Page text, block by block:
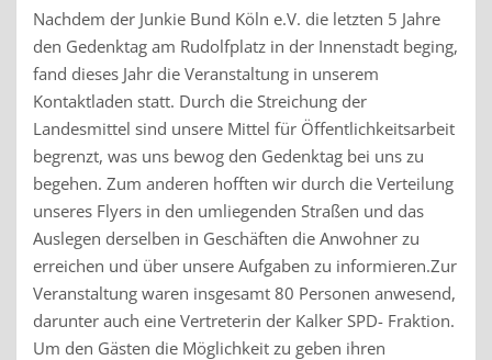
Nachdem der Junkie Bund Köln e.V. die letzten 5 Jahre
den Gedenktag am Rudolfplatz in der Innenstadt beging,
fand dieses Jahr die Veranstaltung in unserem
Kontaktladen statt. Durch die Streichung der
Landesmittel sind unsere Mittel für Öffentlichkeitsarbeit
begrenzt, was uns bewog den Gedenktag bei uns zu
begehen. Zum anderen hofften wir durch die Verteilung
unseres Flyers in den umliegenden Straßen und das
Auslegen derselben in Geschäften die Anwohner zu
erreichen und über unsere Aufgaben zu informieren.Zur
Veranstaltung waren insgesamt 80 Personen anwesend,
darunter auch eine Vertreterin der Kalker SPD- Fraktion.
Um den Gästen die Möglichkeit zu geben ihren